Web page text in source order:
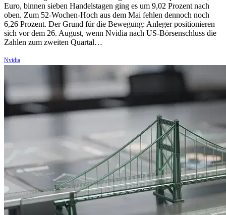
Euro, binnen sieben Handelstagen ging es um 9,02 Prozent nach
oben. Zum 52-Wochen-Hoch aus dem Mai fehlen dennoch noch
6,26 Prozent. Der Grund für die Bewegung: Anleger positionieren
sich vor dem 26. August, wenn Nvidia nach US-Börsenschluss die
Zahlen zum zweiten Quartal…
Nvidia